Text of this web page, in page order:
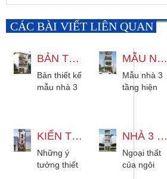
CÁC BÀI VIẾT LIÊN QUAN
BẢN THIẾT KẾ MẪU NHÀ 3 TẦNG HIỆN ĐẠI 5X18M
Bản thiết kế
mẫu nhà 3
phù hợp
tích. Đủ
tiện...
MẪU NHÀ 3 TẦNG HIỆN ĐẠI 4X19M CÓ SÂN THƯỢNG ĐẸP
Mẫu nhà 3
tầng hiện
thiết kế độc
đại có 3...
KIẾN TRÚC NHÀ 3 TẦNG HIỆN ĐẠI 3 PHÒNG NGỦ ĐỘC LẠ SANG TRỌNG
Những ý
tưởng thiết
NHÀ 3 TẦNG 4X14M HIỆN ĐẠI 3 PHÒNG NGỦ TẠI BÌNH TÂN
Ngoại thất
của ngôi